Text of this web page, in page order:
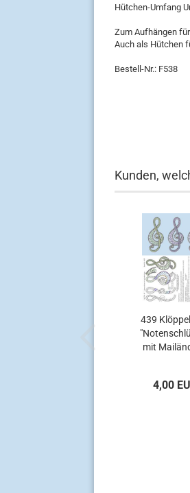
Hütchen-Umfang
Zum Aufhängen
Auch als Hütchen
Bestell-Nr.: F538
Kunden,
439
mit
4,00